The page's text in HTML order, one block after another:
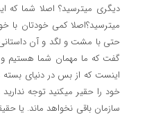
دیگری میترسید؟ اصلا شما که
میترسید؟اصلا کمی خودتان با
حتی با مشت و لگد و آن
گفت که ما مهمان شما هستیم و
اینست که از بس در دنیای
خود را حقیر میکنید توجه
سازمان باقی نخواهد ماند. یا